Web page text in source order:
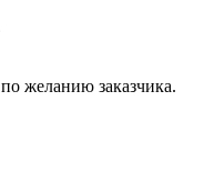
желанию заказчика.